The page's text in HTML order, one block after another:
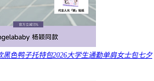
黑色鸭子托特包2026大学生通勤单肩女士包七夕